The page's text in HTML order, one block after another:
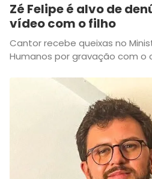
Zé Felipe é alvo de
vídeo com o filho
Cantor recebe queixas no
Humanos por gravação com o